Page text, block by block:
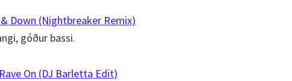
Down (Nightbreaker Remix)
góður bassi.
On (DJ Barletta Edit)